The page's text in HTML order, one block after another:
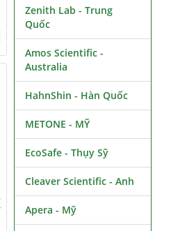
Zenith Lab - Trung
Quốc
Amos Scientific -
Australia
HahnShin - Hàn Quốc
METONE - MỸ
EcoSafe - Thụy Sỹ
Cleaver Scientific - Anh
Apera - Mỹ